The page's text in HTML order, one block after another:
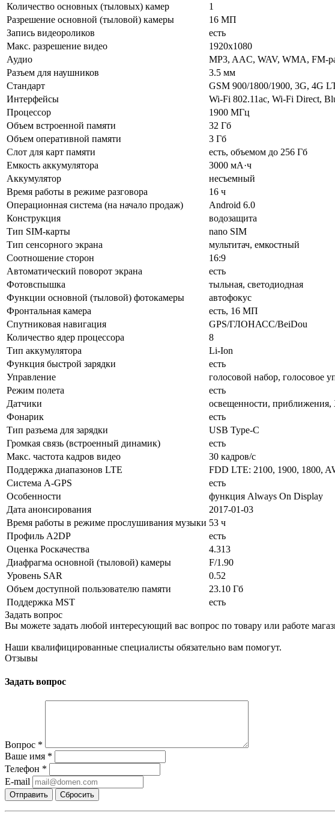
Количество основных (тыловых) камер
1
Разрешение основной (тыловой) камеры
16 МП
Запись видеороликов
есть
Макс. разрешение видео
1920x1080
Аудио
MP3, AAC, WAV, WMA, FM-
Разъем для наушников
3.5 мм
Стандарт
GSM 900/1800/1900, 3G, 4G
Интерфейсы
Wi-Fi 802.11ac, Wi-Fi Direct,
Процессор
1900 МГц
Объем встроенной памяти
32 Гб
Объем оперативной памяти
3 Гб
Слот для карт памяти
есть, объемом до 256 Гб
Емкость аккумулятора
3000 мА·ч
Аккумулятор
несъемный
Время работы в режиме разговора
16 ч
Операционная система (на начало продаж)
Android 6.0
Конструкция
водозащита
Тип SIM-карты
nano SIM
Тип сенсорного экрана
мультитач, емкостный
Соотношение сторон
16:9
Автоматический поворот экрана
есть
Фотовспышка
тыльная, светодиодная
Функции основной (тыловой) фотокамеры
автофокус
Фронтальная камера
есть, 16 МП
Спутниковая навигация
GPS/ГЛОНАСС/BeiDou
Количество ядер процессора
8
Тип аккумулятора
Li-Ion
Функция быстрой зарядки
есть
Управление
голосовой набор, голосовое
Режим полета
есть
Датчики
освещенности, приближения,
Фонарик
есть
Тип разъема для зарядки
USB Type-C
Громкая связь (встроенный динамик)
есть
Макс. частота кадров видео
30 кадров/с
Поддержка диапазонов LTE
FDD LTE: 2100, 1900, 1800,
Cистема A-GPS
есть
Особенности
функция Always On Display
Дата анонсирования
2017-01-03
Время работы в режиме прослушивания музыки 53 ч
Профиль A2DP
есть
Оценка Роскачества
4.313
Диафрагма основной (тыловой) камеры
F/1.90
Уровень SAR
0.52
Объем доступной пользователю памяти
23.10 Гб
Поддержка MST
есть
Задать вопрос
Вы можете задать любой интересующий вас вопрос по товару или работе
Наши квалифицированные специалисты обязательно вам помогут.
Отзывы
Задать вопрос
Вопрос *
Ваше имя *
Телефон *
E-mail
Сбросить